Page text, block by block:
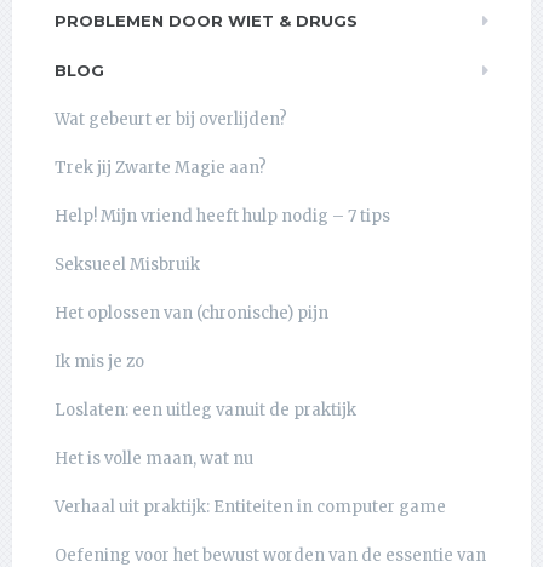
PROBLEMEN DOOR WIET & DRUGS
BLOG
Wat gebeurt er bij overlijden?
Trek jij Zwarte Magie aan?
Help! Mijn vriend heeft hulp nodig – 7 tips
Seksueel Misbruik
Het oplossen van (chronische) pijn
Ik mis je zo
Loslaten: een uitleg vanuit de praktijk
Het is volle maan, wat nu
Verhaal uit praktijk: Entiteiten in computer game
Oefening voor het bewust worden van de essentie van